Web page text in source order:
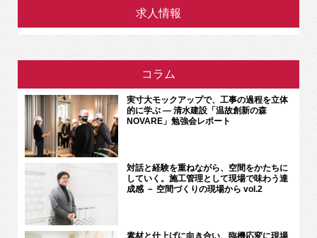
求人情報
コラム
実寸大モックアップで、工事の過程を立体
的に学ぶ ― 清水建設「温故創新の森
NOVARE」勉強会レポート
対話と経験を重ねながら、空間をかたちに
していく。施工管理として現場で味わう達
成感 － 空間づくりの現場から vol.2
素材と仕上げに向き合い、臨機応変に現場